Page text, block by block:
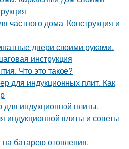
частного дома. Конструкция и
двери своими руками.
инструкция
Что это такое?
для индукционных плит. Как
для индукционной плиты.
индукционной плиты и советы
батарею отопления.